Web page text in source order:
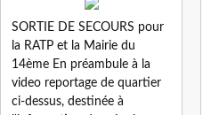
SORTIE DE SECOURS pour
la RATP et la Mairie du
14ème En préambule à la
video reportage de quartier
ci-dessus, destinée à